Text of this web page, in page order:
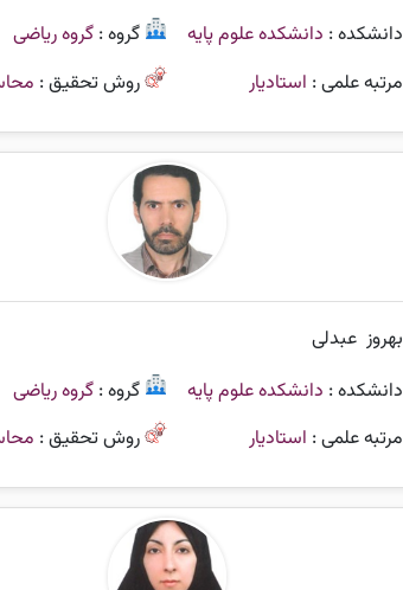
دانشکده : دانشکده علوم پایه گروه :گروه ریاضی
مرتبه علمی : استادیار روش تحقیق :
بهروز عبدلی
دانشکده : دانشکده علوم پایه گروه :گروه ریاضی
مرتبه علمی : استادیار روش تحقیق :